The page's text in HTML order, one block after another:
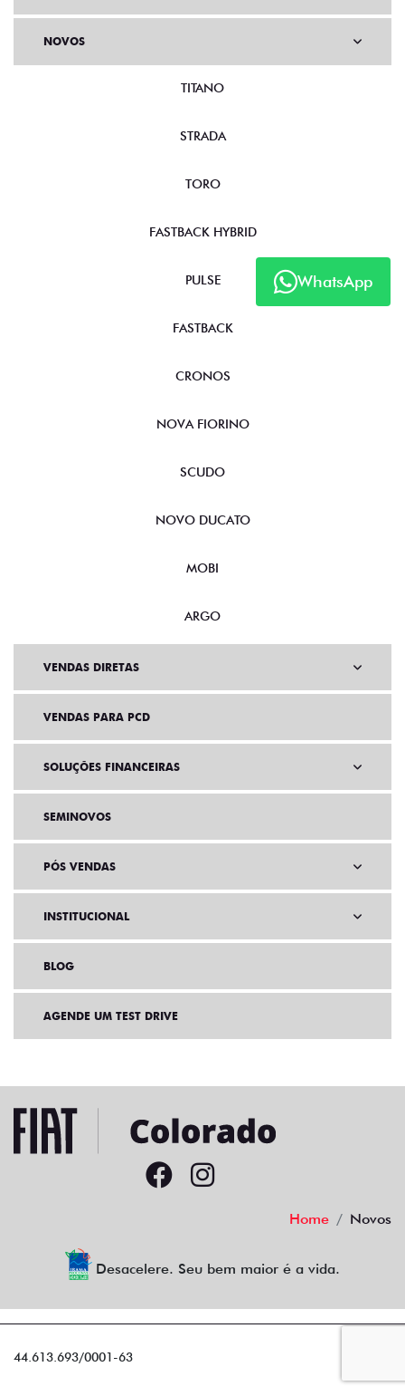
WhatsApp
NOVOS
TITANO
STRADA
TORO
FASTBACK HYBRID
PULSE
FASTBACK
CRONOS
NOVA FIORINO
SCUDO
NOVO DUCATO
MOBI
ARGO
VENDAS DIRETAS
VENDAS PARA PCD
SOLUÇÕES FINANCEIRAS
SEMINOVOS
PÓS VENDAS
INSTITUCIONAL
BLOG
AGENDE UM TEST DRIVE
Home Novos
Desacelere. Seu bem maior é a vida.
44.613.693/0001-63